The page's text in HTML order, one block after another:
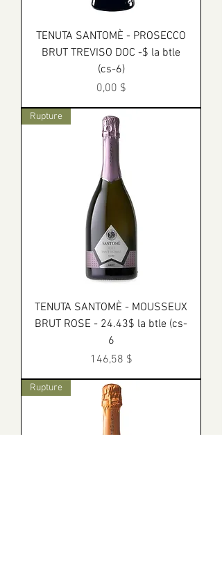
TENUTA SANTOMÈ - PROSECCO
BRUT TREVISO DOC -$ la btle
(cs-6)
Prix
0,00 $
Rupture
TENUTA SANTOMÈ - MOUSSEUX
BRUT ROSE - 24.43$ la btle (cs-
6
Prix
146,58 $
Rupture